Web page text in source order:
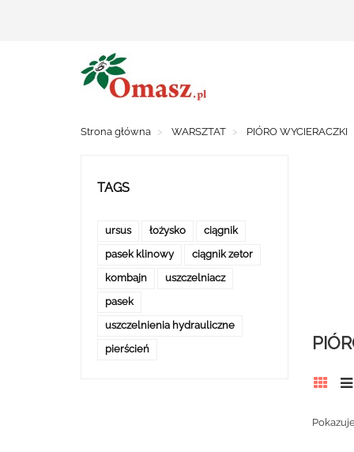
Strona główna WARSZTAT PIÓRO WYCIERACZKI
TAGS
ursus łożysko
ciągnik
pasek klinowy
ciągnik zetor
kombajn
uszczelniacz
pasek
uszczelnienia hydrauliczne
pierścień